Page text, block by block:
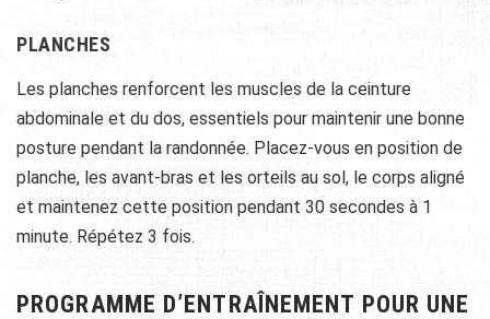
PLANCHES
Les planches renforcent les muscles de la ceinture
abdominale et du dos, essentiels pour maintenir une bonne
posture pendant la randonnée. Placez-vous en position de
planche, les avant-bras et les orteils au sol, le corps aligné
et maintenez cette position pendant 30 secondes à 1
minute. Répétez 3 fois.
PROGRAMME D’ENTRAÎNEMENT POUR UNE